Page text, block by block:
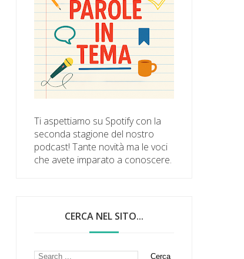
Ti aspettiamo su Spotify con la
seconda stagione del nostro
podcast! Tante novità ma le voci
che avete imparato a conoscere.
CERCA NEL SITO...